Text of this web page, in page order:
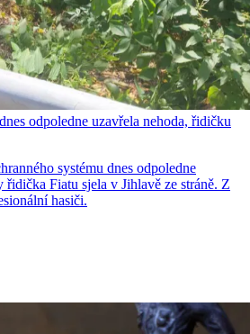
odpoledne uzavřela nehoda, řidičku
systému dnes odpoledne
řidička Fiatu sjela v Jihlavě ze stráně. Z
hasiči.